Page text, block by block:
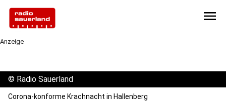
menu
Anzeige
© Radio Sauerland
Corona-konforme Krachnacht in Hallenberg